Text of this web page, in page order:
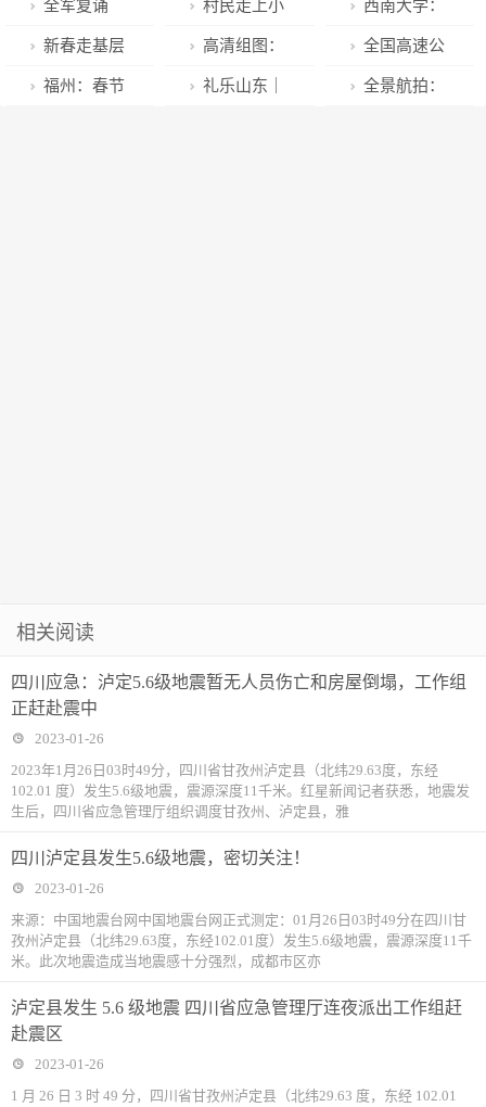
5.6级地震 四
川电网主网目
前运行正常
华优秀传统文
化系列谈 ｜
儵鱼出游从
气”升腾 “幸福
味”浓郁
全军复诵
《满江红》令
人壮怀激烈，
村民走上小
康路；大棚结
出致富果
西南大学：
赵某与一博士
生存在不正当
新春走基层
｜于方堂，好
高清组图：
“月亮老人”披
全国高速公
路流量持续上
福州：春节 礼乐山东｜ 全景航拍：
相关阅读
四川应急：泸定5.6级地震暂无人员伤亡和房屋倒塌，工作组
正赶赴震中
2023-01-26
2023年1月26日03时49分，四川省甘孜州泸定县（北纬29.63度，东经
102.01 度）发生5.6级地震，震源深度11千米。红星新闻记者获悉，地震发
生后，四川省应急管理厅组织调度甘孜州、泸定县，雅
四川泸定县发生5.6级地震，密切关注！
2023-01-26
来源：中国地震台网中国地震台网正式测定：01月26日03时49分在四川甘
孜州泸定县（北纬29.63度，东经102.01度）发生5.6级地震，震源深度11千
米。此次地震造成当地震感十分强烈，成都市区亦
泸定县发生 5.6 级地震 四川省应急管理厅连夜派出工作组赶
赴震区
2023-01-26
1 月 26 日 3 时 49 分，四川省甘孜州泸定县（北纬29.63 度，东经 102.01